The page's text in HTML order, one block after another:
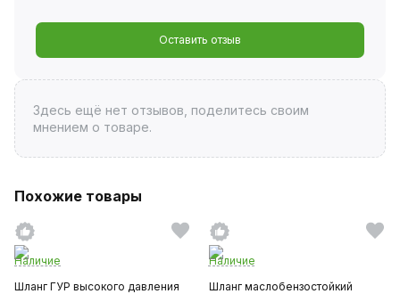
Оставить отзыв
Здесь ещё нет отзывов, поделитесь своим
мнением о товаре.
Похожие товары
Наличие
Шланг ГУР высокого давления
Наличие
Шланг маслобензостойкий